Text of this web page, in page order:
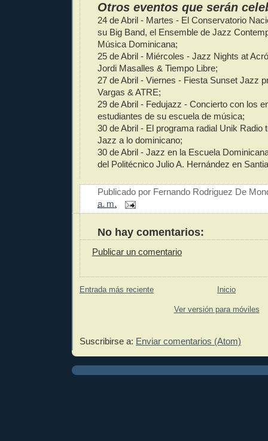
Otros eventos que serán
24 de Abril - Martes - El Conservatorio
su Big Band, el Ensemble de Jazz
Música Dominicana;
25 de Abril - Miércoles - Jazz Nights at
Jordi Masalles & Tiempo Libre;
27 de Abril - Viernes - Fiesta Sunset Jazz
Vargas & ATRE;
29 de Abril - Fedujazz - Concierto con los
estudiantes de su escuela de música;
30 de Abril - El programa radial Unik Radio
Jazz a lo dominicano;
30 de Abril - Jazz en la Escuela
del Politécnico Julio A. Hernández en
Publicado por Fernando Rodriguez De
a. m.
No hay comentarios:
Publicar un comentario
Entrada más reciente Inicio
Ver versión para móviles
Suscribirse a: Enviar comentarios (Atom)